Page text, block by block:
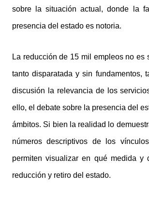
sobre la situación actual, donde la
presencia del estado es notoria.
La reducción de 15 mil empleos no es
tanto disparatada y sin fundamentos,
discusión la relevancia de los
ello, el debate sobre la presencia del
ámbitos. Si bien la realidad lo
números descriptivos de los
permiten visualizar en qué medida y
reducción y retiro del estado.